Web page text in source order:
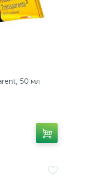
50 мл